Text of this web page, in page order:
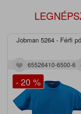
Jobman 5264 - Férfi
65526410-6500-6
- 20 %